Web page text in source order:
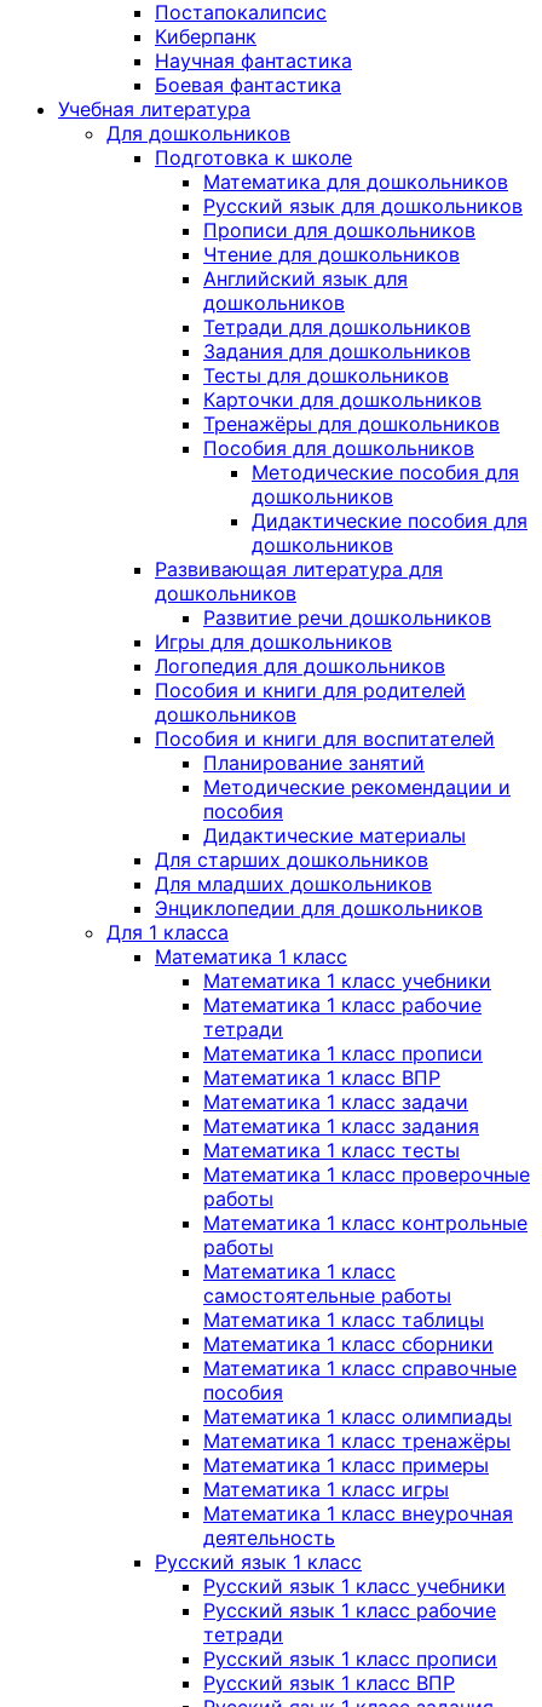
Постапокалипсис
Киберпанк
Научная фантастика
Боевая фантастика
Учебная литература
Для дошкольников
Подготовка к школе
Математика для дошкольников
Русский язык для дошкольников
Прописи для дошкольников
Чтение для дошкольников
Английский язык для
дошкольников
Тетради для дошкольников
Задания для дошкольников
Тесты для дошкольников
Карточки для дошкольников
Тренажёры для дошкольников
Пособия для дошкольников
Методические пособия для
дошкольников
Дидактические пособия для
дошкольников
Развивающая литература для
дошкольников
Развитие речи дошкольников
Игры для дошкольников
Логопедия для дошкольников
Пособия и книги для родителей
дошкольников
Пособия и книги для воспитателей
Планирование занятий
Методические рекомендации и
пособия
Дидактические материалы
Для старших дошкольников
Для младших дошкольников
Энциклопедии для дошкольников
Для 1 класса
Математика 1 класс
Математика 1 класс учебники
Математика 1 класс рабочие
тетради
Математика 1 класс прописи
Математика 1 класс ВПР
Математика 1 класс задачи
Математика 1 класс задания
Математика 1 класс тесты
Математика 1 класс проверочные
работы
Математика 1 класс контрольные
работы
Математика 1 класс
самостоятельные работы
Математика 1 класс таблицы
Математика 1 класс сборники
Математика 1 класс справочные
пособия
Математика 1 класс олимпиады
Математика 1 класс тренажёры
Математика 1 класс примеры
Математика 1 класс игры
Математика 1 класс внеурочная
деятельность
Русский язык 1 класс
Русский язык 1 класс учебники
Русский язык 1 класс рабочие
тетради
Русский язык 1 класс прописи
Русский язык 1 класс ВПР